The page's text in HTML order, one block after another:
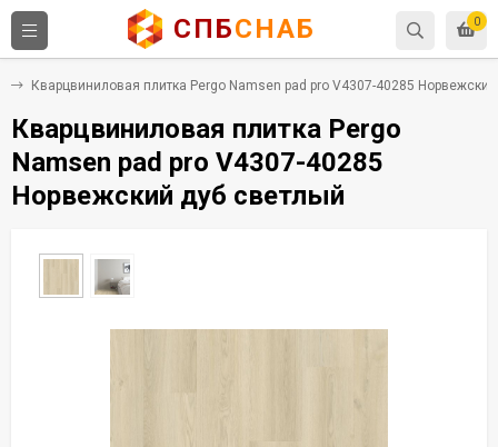
0
СПБСНАБ
Кварцвиниловая плитка Pergo Namsen pad pro V4307-40285
Кварцвиниловая плитка Pergo
Namsen pad pro V4307-40285
Норвежский дуб светлый